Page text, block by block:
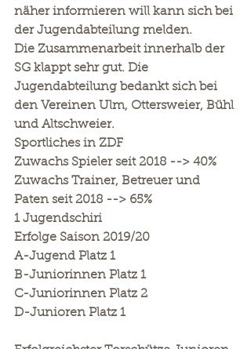
näher informieren will kann sich bei
der Jugendabteilung melden.
Die Zusammenarbeit innerhalb der
SG klappt sehr gut. Die
Jugendabteilung bedankt sich bei
den Vereinen Ulm, Ottersweier, Bühl
und Altschweier.
Sportliches in ZDF
Zuwachs Spieler seit 2018 --> 40%
Zuwachs Trainer, Betreuer und
Paten seit 2018 --> 65%
1 Jugendschiri
Erfolge Saison 2019/20
A-Jugend Platz 1
B-Juniorinnen Platz 1
C-Juniorinnen Platz 2
D-Junioren Platz 1